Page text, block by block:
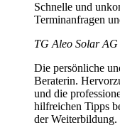
Schnelle und
Terminanfragen
TG Aleo Solar AG
Die persönliche
Beraterin.
und die
hilfreichen Tipps
der Weiterbildung.